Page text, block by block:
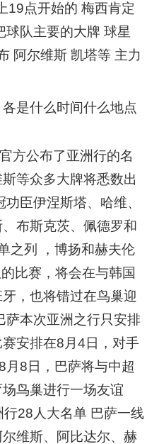
19点开始的 梅西肯定
球队主要的大牌 球星
阿尔维斯 凯塔等 主力
是什么时间什么地点
方公布了亚洲行的名
等众多大牌将悉数出
臣伊涅斯塔、哈维、
布斯克茨、佩德罗和
之列 ，博扬和赫夫伦
比赛，将会在与韩国
，也将错过在鸟巢迎
萨本次亚洲之行只安排
安排在8月4日，对手
月8日，巴萨将与中超
鸟巢进行一场友谊
28人大名单 巴萨一线
维斯、阿比达尔、赫